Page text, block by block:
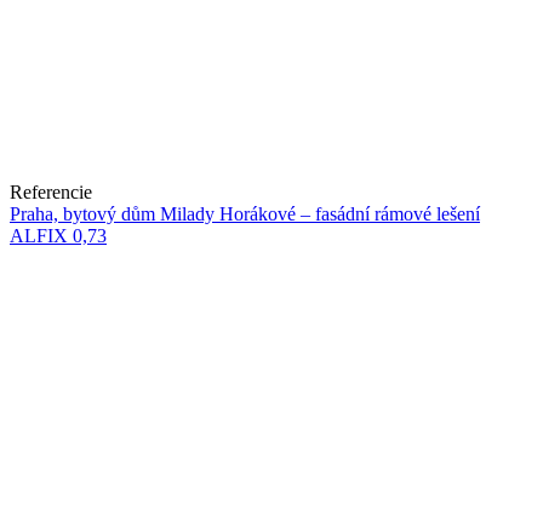
Referencie
Praha, bytový dům Milady Horákové – fasádní rámové lešení
ALFIX 0,73